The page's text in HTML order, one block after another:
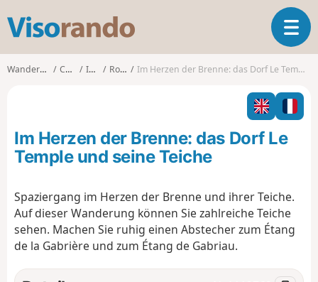
s
o
o
T
o
l
n
a
i
Wanderungen Centre Indre Rosnay Im Herzen der Brenne: das Dorf Le Temple und seine Teiche
Im Herzen der Brenne: das Dorf Le
Temple und seine Teiche
Spaziergang im Herzen der Brenne und ihrer Teiche.
Auf dieser Wanderung können Sie zahlreiche Teiche
sehen. Machen Sie ruhig einen Abstecher zum Étang
de la Gabrière und zum Étang de Gabriau.